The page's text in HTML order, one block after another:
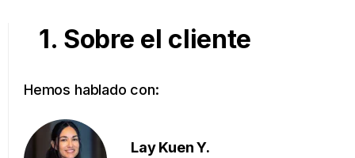
1. Sobre el cliente
Hemos hablado con:
Lay Kuen Y.